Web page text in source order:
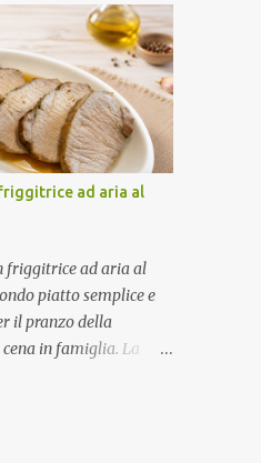
minuti Tempo di
(3 cotture da 5
friggitrice ad aria
costine morbide e
Una ricetta facile che
ottenere costine
un risultato perfetto:
la carne Condisci con
Preriscalda la
a metà tempo In
tenere e ben cotte.
800 g di costine di
q.b. Sale q.b. Pepe q.b.
Finocchietto secco q.b.
Metti le costine in
ad aria al
friggitrice ad aria al
piatto semplice e
il pranzo della
in famiglia. La